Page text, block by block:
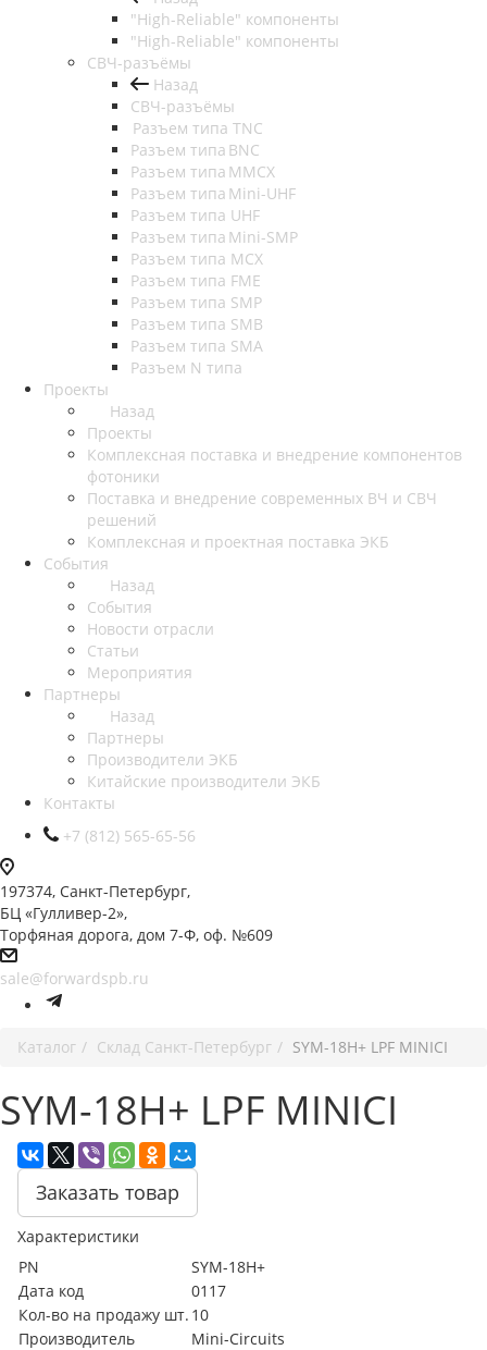
"High-Reliable" компоненты
"High-Reliable" компоненты
СВЧ-разъёмы
Назад
СВЧ-разъёмы
Разъем типа TNC
Разъем типа BNC
Разъем типа MMCX
Разъем типа Mini-UHF
Разъем типа UHF
Разъем типа Mini-SMP
Разъем типа MCX
Разъем типа FME
Разъем типа SMP
Разъем типа SMB
Разъем типа SMA
Разъем N типа
Проекты
Назад
Проекты
Комплексная поставка и внедрение компонентов
фотоники
Поставка и внедрение современных ВЧ и СВЧ
решений
Комплексная и проектная поставка ЭКБ
События
Назад
События
Новости отрасли
Статьи
Мероприятия
Партнеры
Назад
Партнеры
Производители ЭКБ
Китайские производители ЭКБ
Контакты
+7 (812) 565-65-56
197374, Санкт-Петербург,
БЦ «Гулливер-2»,
Торфяная дорога, дом 7-Ф, оф. №609
sale@forwardspb.ru
Каталог Cклад Санкт-Петербург SYM-18H+ LPF MINICI
SYM-18H+ LPF MINICI
Заказать товар
Характеристики
PN
SYM-18H+
Дата код
0117
Кол-во на продажу шт. 10
Производитель
Mini-Circuits